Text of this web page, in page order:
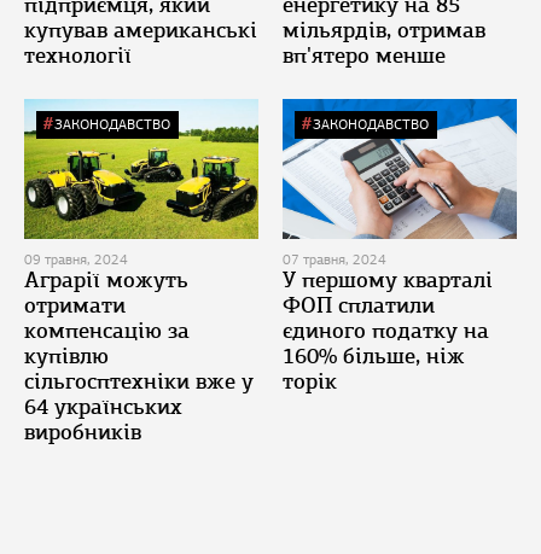
купував американські
технології
мільярдів, отримав
вп'ятеро менше
ЗАКОНОДАВСТВО
09 травня, 2024
Аграрії можуть
отримати
компенсацію за
купівлю
сільгосптехніки вже у
64 українських
виробників
ЗАКОНОДАВСТВО
07 травня, 2024
У першому кварталі
ФОП сплатили
єдиного податку на
160% більше, ніж
торік